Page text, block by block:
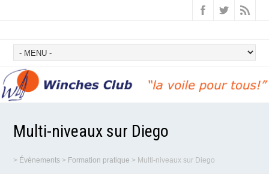
Multi-niveaux sur Diego
> Évènements > Formation pratique > Multi-niveaux sur Diego